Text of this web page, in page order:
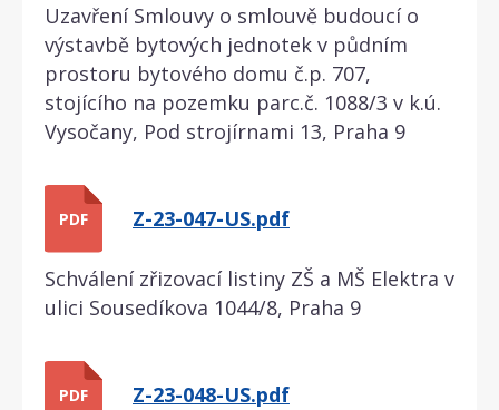
Uzavření Smlouvy o smlouvě budoucí o
výstavbě bytových jednotek v půdním
prostoru bytového domu č.p. 707,
stojícího na pozemku parc.č. 1088/3 v k.ú.
Vysočany, Pod strojírnami 13, Praha 9
PDF Z-23-047-US.pdf
Schválení zřizovací listiny ZŠ a MŠ Elektra v
ulici Sousedíkova 1044/8, Praha 9
PDF Z-23-048-US.pdf